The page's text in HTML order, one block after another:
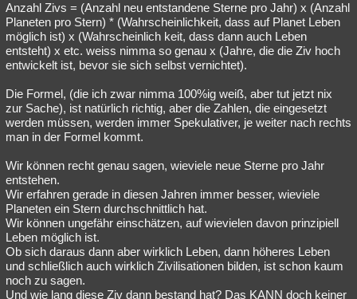
Anzahl Zivs = (Anzahl neu entstandene Sterne pro Jahr) x (Anzahl
Planeten pro Stern) * (Wahrscheinlichkeit, dass auf Planet Leben
möglich ist) x (Wahrscheinlich keit, dass dann auch Leben
entsteht) x etc. weiss nimma so genau x (Jahre, die die Ziv hoch
entwickelt ist, bevor sie sich selbst vernichtet).
Die Formel, (die ich zwar nimma 100%ig weiß, aber tut jetzt nix
zur Sache), ist natürlich richtig, aber die Zahlen, die eingesetzt
werden müssen, werden immer Spekulativer, je weiter nach rechts
man in der Formel kommt.
Wir können recht genau sagen, wieviele neue Sterne pro Jahr
entstehen.
Wir erfahren gerade in diesen Jahren immer besser, wieviele
Planeten ein Stern durchschnittlich hat.
Wir können ungefähr einschätzen, auf wievielen davon prinzipiell
Leben möglich ist.
Ob sich daraus dann aber wirklich Leben, dann höheres Leben
und schließlich auch wirklich Zivilisationen bilden, ist schon kaum
noch zu sagen.
Und wie lang diese Ziv dann bestand hat? Das KANN doch keiner